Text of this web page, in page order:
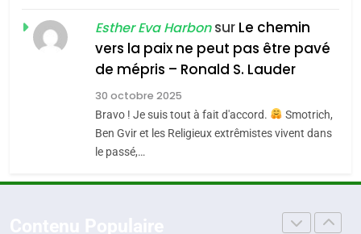
2025, l’année la plus
meurtrière selon le
rapport d’ADL contre
l’antisémitisme
FRANCE ISRAÉL
FIÈRE, DIGNE ET RÉSILIENTE :
Esther Eva Harbonsur Le chemin
vers la paix ne peut pas être pavé
de mépris – Ronald S. Lauder
30 octobre 2025
Bravo ! Je suis tout à fait d'accord.
Smotrich,
Ben Gvir et les Religieux extrêmistes vivent dans
le passé,…
Azilal consacrés produits
du terroir
DAFINA MAROC
Oeil ravageur – Vanessa De
Loya Stauber
CINEMA ISRAÉL
guerre»: La nouvelle